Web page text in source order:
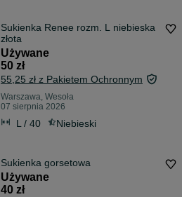
Sukienka Renee rozm. L niebieska
złota
Używane
50 zł
55,25 zł z Pakietem Ochronnym
Warszawa, Wesoła
07 sierpnia 2026
L / 40 Niebieski
Sukienka gorsetowa
Używane
40 zł